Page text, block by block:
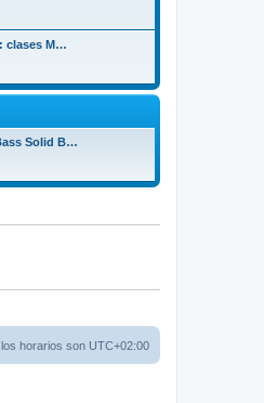
clases M…
Solid B…
horarios son UTC+02:00